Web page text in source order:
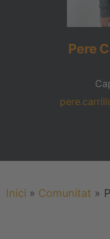
Pere
Inici » Comunitat »